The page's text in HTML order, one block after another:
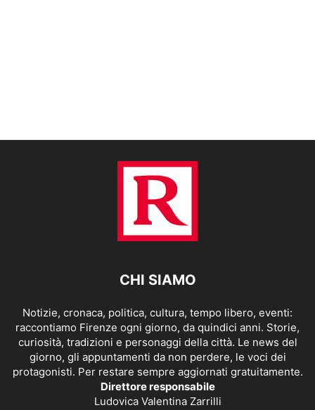
CHI SIAMO
Notizie, cronaca, politica, cultura, tempo libero, eventi:
raccontiamo Firenze ogni giorno, da quindici anni. Storie,
curiosità, tradizioni e personaggi della città. Le news del
giorno, gli appuntamenti da non perdere, le voci dei
protagonisti. Per restare sempre aggiornati gratuitamente.
Direttore responsabile
Ludovica Valentina Zarrilli